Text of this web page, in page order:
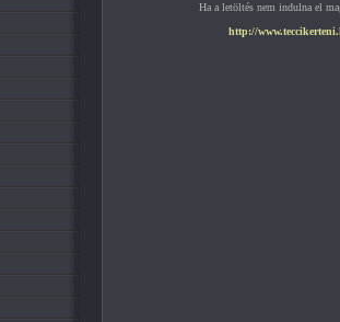
Ha a letöltés nem indulna el
http://